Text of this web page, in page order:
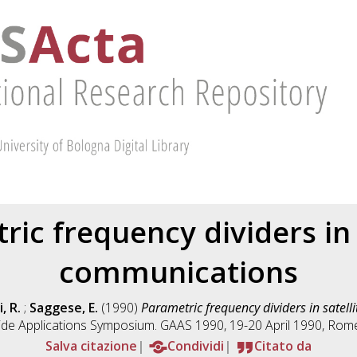
frequency dividers
communications
R. ; Saggese, E. (1990) Parametric frequency dividers in
Applications Symposium. GAAS 1990, 19-20 April 1990,
Salva citazione
Condividi Citato da